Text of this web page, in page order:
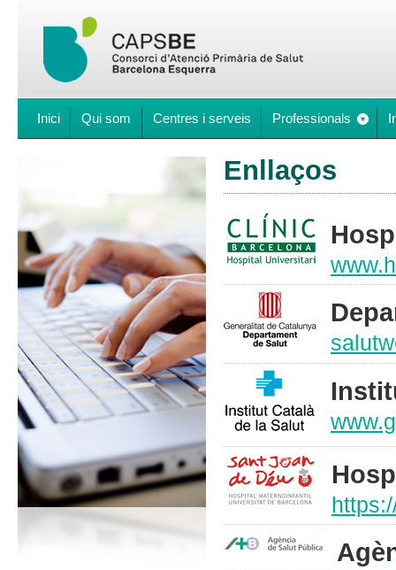
Inici Qui som Centres i serveis Professionals
Enllaços